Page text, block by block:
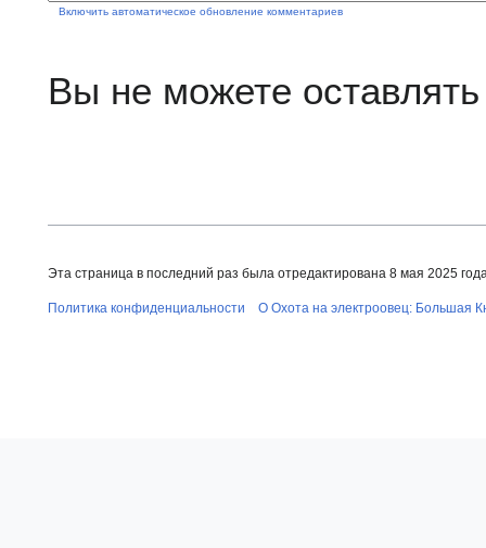
Включить автоматическое обновление комментариев
Вы не можете
Эта страница в последний раз была отредактирована 8 мая 2025
Политика конфиденциальности О Охота на электроовец: Большая